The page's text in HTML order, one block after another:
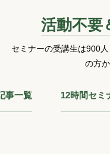
活動不要
セミナーの受講生は900
の方
事一覧 12時間セミ